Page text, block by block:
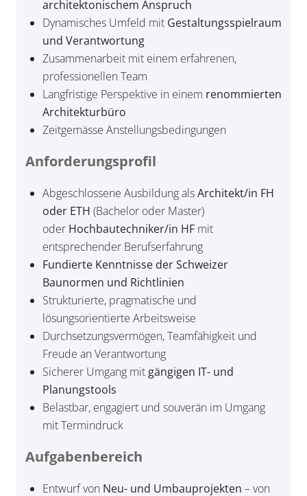
architektonischem Anspruch
Dynamisches Umfeld mit Gestaltungsspielraum
und Verantwortung
Zusammenarbeit mit einem erfahrenen,
professionellen Team
Langfristige Perspektive in einem renommierten
Architekturbüro
Zeitgemässe Anstellungsbedingungen
Anforderungsprofil
Abgeschlossene Ausbildung alsArchitekt/in FH
oder ETH (Bachelor oder Master)
oder Hochbautechniker/in HF mit
entsprechender Berufserfahrung
Fundierte Kenntnisse der Schweizer
Baunormen und Richtlinien
Strukturierte, pragmatische und
lösungsorientierte Arbeitsweise
Durchsetzungsvermögen, Teamfähigkeit und
Freude an Verantwortung
Sicherer Umgang mit gängigen IT- und
Planungstools
Belastbar, engagiert und souverän im Umgang
mit Termindruck
Aufgabenbereich
Entwurf von Neu- und Umbauprojekten – von